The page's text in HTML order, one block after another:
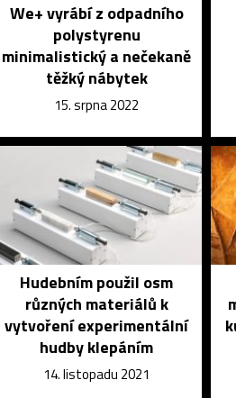
We+ vyrábí z odpadního
polystyrenu
minimalistický a nečekaně
těžký nábytek
15. srpna 2022
Hudebním použil osm
různých materiálů k
vytvoření experimentální
hudby klepáním
14. listopadu 2021